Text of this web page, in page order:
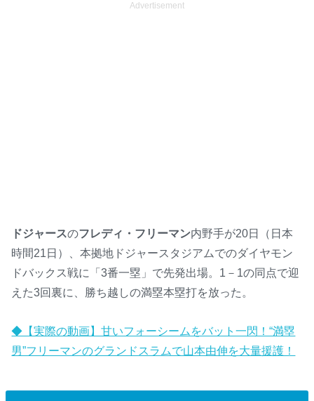
Advertisement
ドジャースのフレディ・フリーマン内野手が20日（日本
時間21日）、本拠地ドジャースタジアムでのダイヤモン
ドバックス戦に「3番一塁」で先発出場。1－1の同点で迎
えた3回裏に、勝ち越しの満塁本塁打を放った。
◆【実際の動画】甘いフォーシームをバット一閃！“満塁
男”フリーマンのグランドスラムで山本由伸を大量援護！